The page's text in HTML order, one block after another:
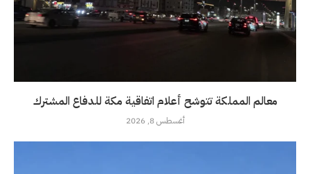
معالم المملكة تتوشح أعلام اتفاقية مكة للدفاع المشترك
أغسطس 8, 2026